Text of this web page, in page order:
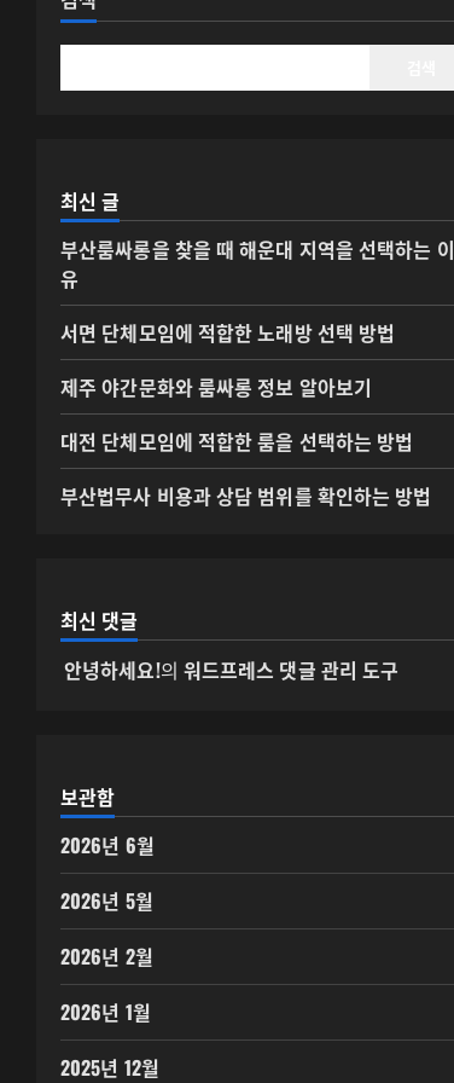
최신 글
부산룸싸롱을 찾을 때 해운대 지역을 선택하는 이
유
서면 단체모임에 적합한 노래방 선택 방법
제주 야간문화와 룸싸롱 정보 알아보기
대전 단체모임에 적합한 룸을 선택하는 방법
부산법무사 비용과 상담 범위를 확인하는 방법
최신 댓글
안녕하세요!의 워드프레스 댓글 관리 도구
보관함
2026년 6월
2026년 5월
2026년 2월
2026년 1월
2025년 12월